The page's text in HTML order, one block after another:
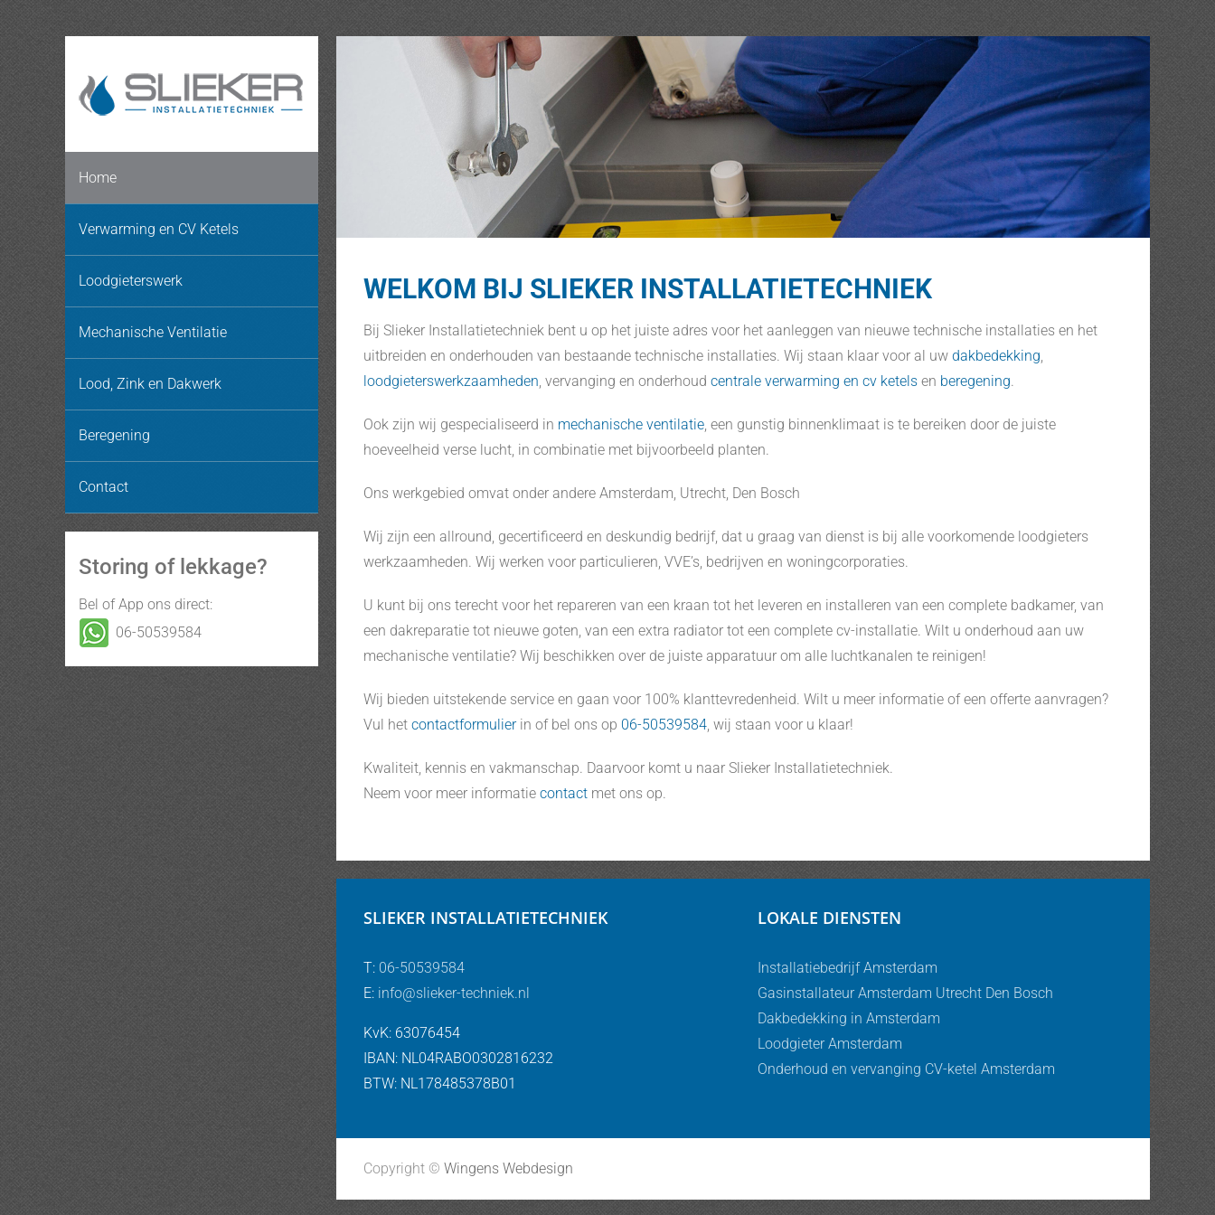
Ga
naar
inhoud
Home
Verwarming en CV Ketels
Loodgieterswerk
Mechanische Ventilatie
Lood, Zink en Dakwerk
Beregening
Contact
Storing of lekkage?
Bel of App ons direct:
06-50539584
WELKOM BIJ SLIEKER INSTALLATIETECHNIEK
Bij Slieker Installatietechniek bent u op het juiste adres voor het aanleggen van nieuwe technische installaties en het
uitbreiden en onderhouden van bestaande technische installaties. Wij staan klaar voor al uw dakbedekking,
loodgieterswerkzaamheden, vervanging en onderhoud centrale verwarming en cv ketelsen beregening.
Ook zijn wij gespecialiseerd in mechanische ventilatie, een gunstig binnenklimaat is te bereiken door de juiste
hoeveelheid verse lucht, in combinatie met bijvoorbeeld planten.
Ons werkgebied omvat onder andere Amsterdam, Utrecht, Den Bosch
Wij zijn een allround, gecertificeerd en deskundig bedrijf, dat u graag van dienst is bij alle voorkomende loodgieters
werkzaamheden. Wij werken voor particulieren, VVE’s, bedrijven en woningcorporaties.
U kunt bij ons terecht voor het repareren van een kraan tot het leveren en installeren van een complete badkamer, van
een dakreparatie tot nieuwe goten, van een extra radiator tot een complete cv-installatie. Wilt u onderhoud aan uw
mechanische ventilatie? Wij beschikken over de juiste apparatuur om alle luchtkanalen te reinigen!
Wij bieden uitstekende service en gaan voor 100% klanttevredenheid. Wilt u meer informatie of een offerte aanvragen?
Vul het contactformulierin of bel ons op 06-50539584, wij staan voor u klaar!
Kwaliteit, kennis en vakmanschap. Daarvoor komt u naar Slieker Installatietechniek.
Neem voor meer informatie contactmet ons op.
SLIEKER INSTALLATIETECHNIEK
T: 06-50539584
E: info@slieker-techniek.nl
KvK: 63076454
IBAN: NL04RABO0302816232
BTW: NL178485378B01
LOKALE DIENSTEN
Installatiebedrijf Amsterdam
Gasinstallateur Amsterdam Utrecht Den Bosch
Dakbedekking in Amsterdam
Loodgieter Amsterdam
Onderhoud en vervanging CV-ketel Amsterdam
Copyright © Wingens Webdesign